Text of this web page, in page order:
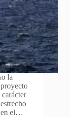
la
en el…